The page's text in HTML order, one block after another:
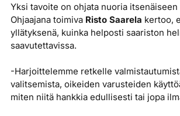
Yksi tavoite on ohjata nuoria
Ohjaajana toimiva Risto Saarela kertoo,
yllätyksenä, kuinka helposti saariston
saavutettavissa.
-Harjoittelemme retkelle
valitsemista, oikeiden varusteiden
miten niitä hankkia edullisesti tai jopa